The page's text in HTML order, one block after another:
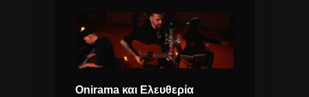
Onirama και Ελευθερία